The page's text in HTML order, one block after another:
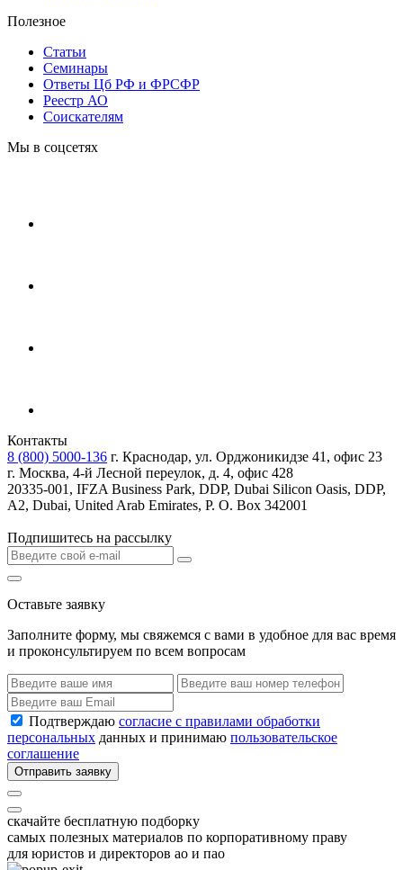
Полезное
Статьи
Cеминары
Ответы Цб РФ и ФРСФР
Реестр АО
Соискателям
Мы в соцсетях
Контакты
8 (800) 5000-136 г. Краснодар, ул. Орджоникидзе 41, офис 23
г. Москва, 4-й Лесной переулок, д. 4, офис 428
20335-001, IFZA Business Park, DDP, Dubai Silicon Oasis, DDP,
A2, Dubai, United Arab Emirates, P. O. Box 342001
Подпишитесь на рассылку
Оставьте заявку
Заполните форму, мы свяжемся с вами в удобное для вас время
и проконсультируем по всем вопросам
Подтверждаю согласие с правилами обработки
персональных данных и принимаю пользовательское
соглашение
Отправить заявку
скачайте бесплатную подборку
самых полезных материалов по корпоративному праву
для юристов и директоров ао и пао